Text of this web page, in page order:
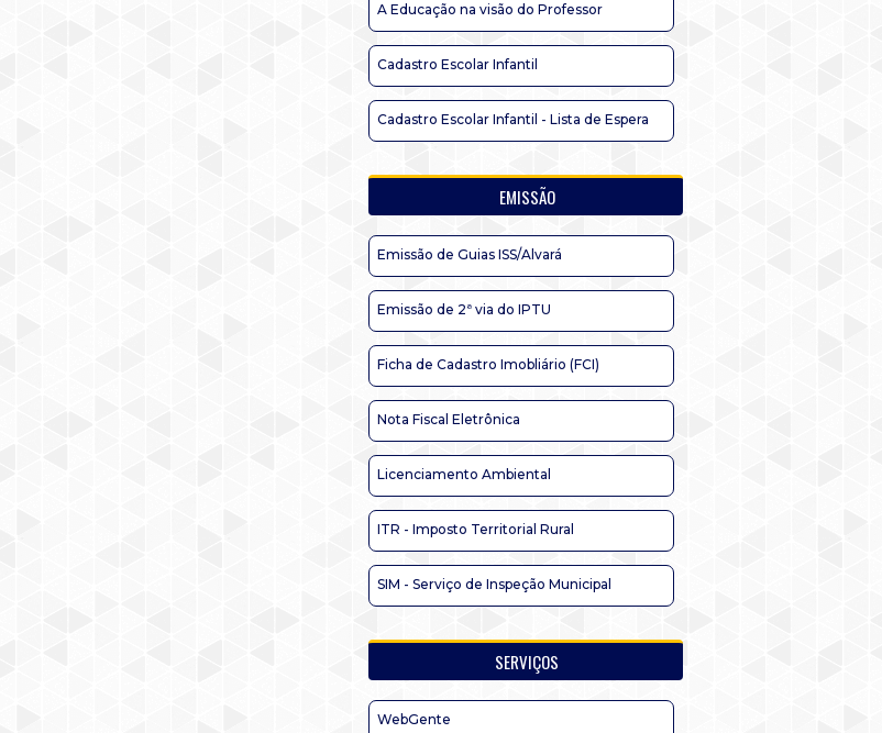
A Educação na visão do Professor
Cadastro Escolar Infantil
Cadastro Escolar Infantil - Lista de Espera
EMISSÃO
Emissão de Guias ISS/Alvará
Emissão de 2ª via do IPTU
Ficha de Cadastro Imobliário (FCI)
Nota Fiscal Eletrônica
Licenciamento Ambiental
ITR - Imposto Territorial Rural
SIM - Serviço de Inspeção Municipal
SERVIÇOS
WebGente